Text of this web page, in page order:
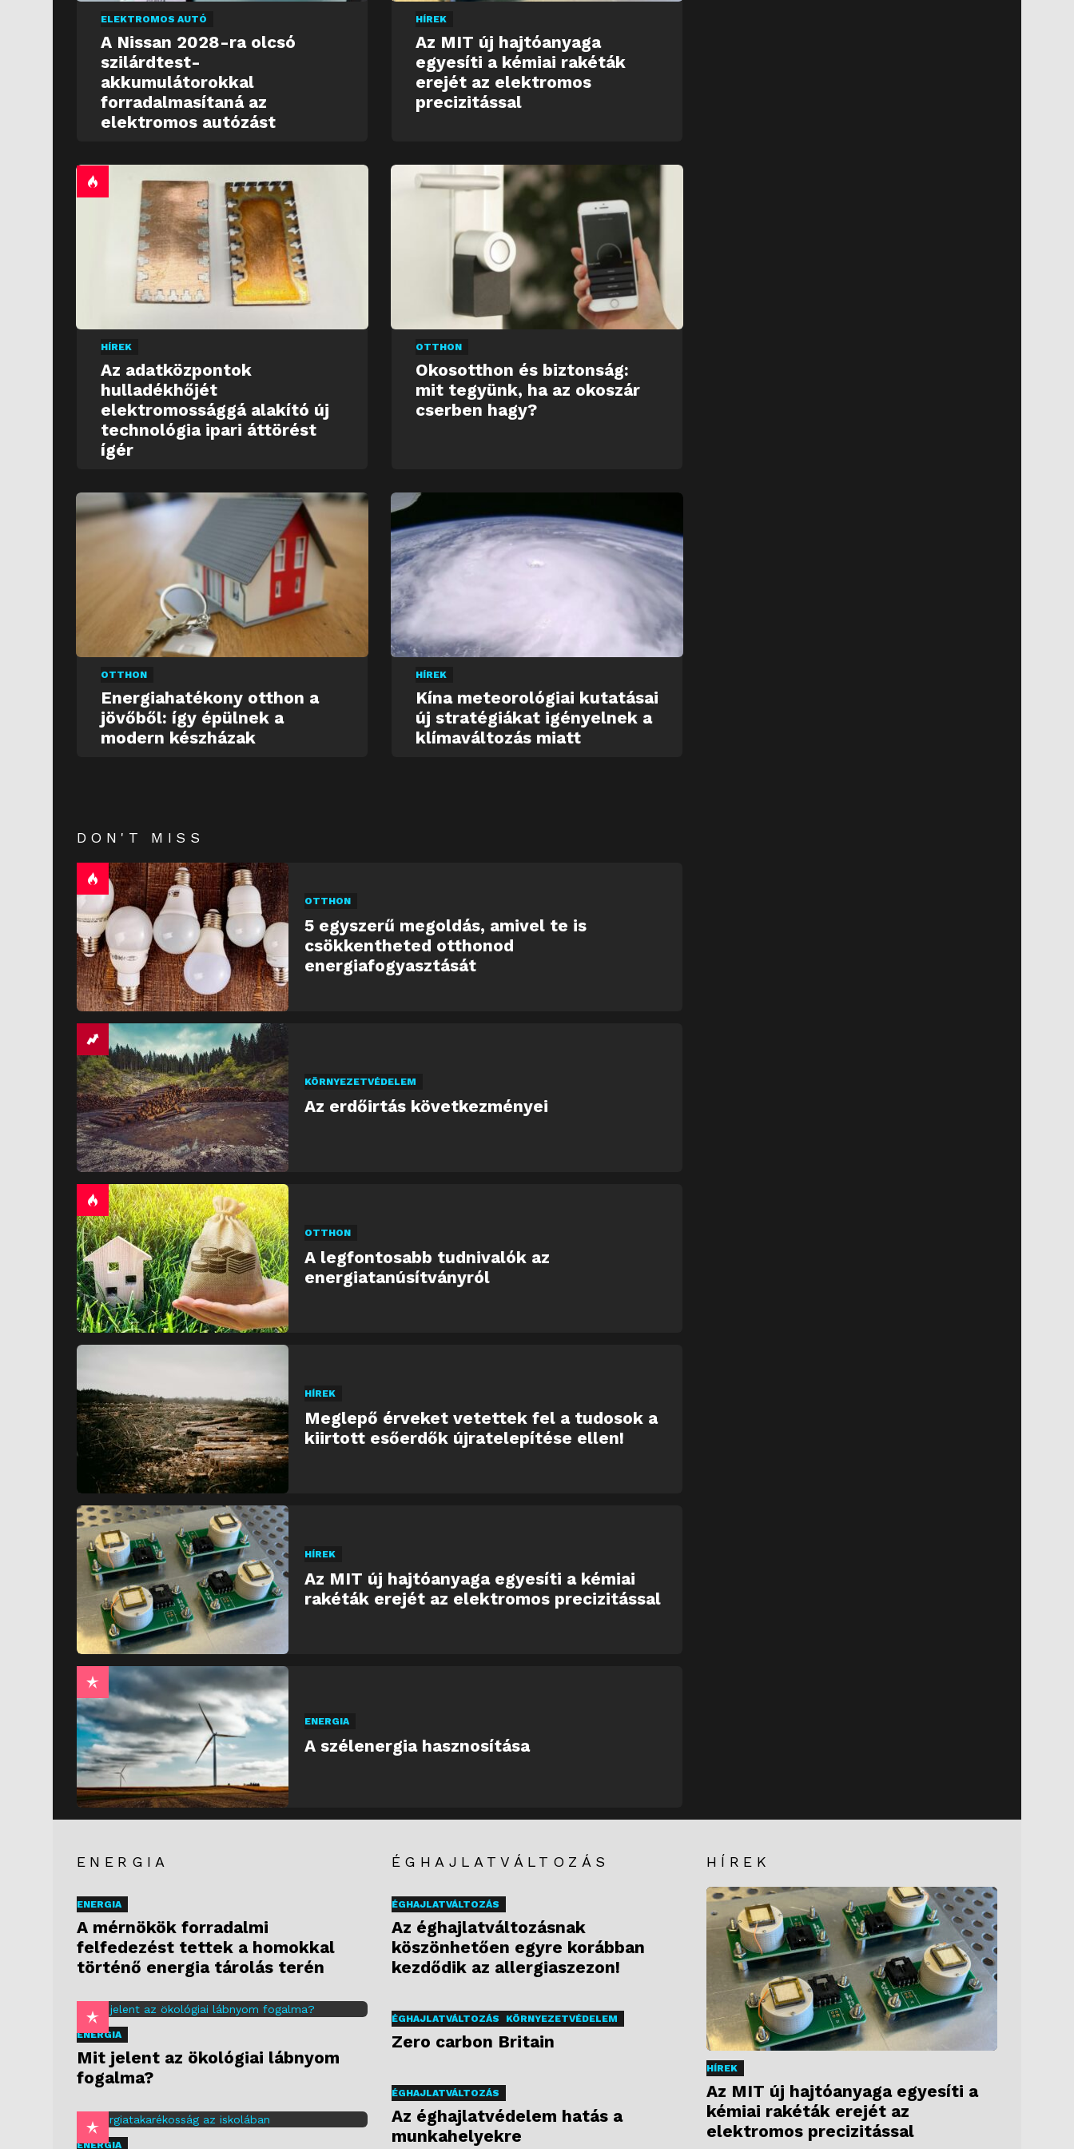
ELEKTROMOS AUTÓ
A Nissan 2028-ra olcsó
szilárdtest-
akkumulátorokkal
forradalmasítaná az
elektromos autózást
HÍREK
Az MIT új hajtóanyaga
egyesíti a kémiai rakéták
erejét az elektromos
precizitással
HÍREK
Az adatközpontok
hulladékhőjét
elektromossággá alakító új
technológia ipari áttörést
ígér
OTTHON
Okosotthon és biztonság:
mit tegyünk, ha az okoszár
cserben hagy?
OTTHON
Energiahatékony otthon a
jövőből: így épülnek a
modern készházak
HÍREK
Kína meteorológiai kutatásai
új stratégiákat igényelnek a
klímaváltozás miatt
DON'T MISS
OTTHON
5 egyszerű megoldás, amivel te is
csökkentheted otthonod
energiafogyasztását
KÖRNYEZETVÉDELEM
Az erdőirtás következményei
OTTHON
A legfontosabb tudnivalók az
energiatanúsítványról
HÍREK
Meglepő érveket vetettek fel a tudosok a
kiirtott esőerdők újratelepítése ellen!
HÍREK
Az MIT új hajtóanyaga egyesíti a kémiai
rakéták erejét az elektromos precizitással
ENERGIA
A szélenergia hasznosítása
ENERGIA
ENERGIA
A mérnökök forradalmi
felfedezést tettek a homokkal
történő energia tárolás terén
ENERGIA
Mit jelent az ökológiai lábnyom
fogalma?
ENERGIA
ÉGHAJLATVÁLTOZÁS
ÉGHAJLATVÁLTOZÁS
Az éghajlatváltozásnak
köszönhetően egyre korábban
kezdődik az allergiaszezon!
ÉGHAJLATVÁLTOZÁS KÖRNYEZETVÉDELEM
Zero carbon Britain
ÉGHAJLATVÁLTOZÁS
Az éghajlatvédelem hatás a
munkahelyekre
HÍREK
HÍREK
Az MIT új hajtóanyaga egyesíti a
kémiai rakéták erejét az
elektromos precizitással